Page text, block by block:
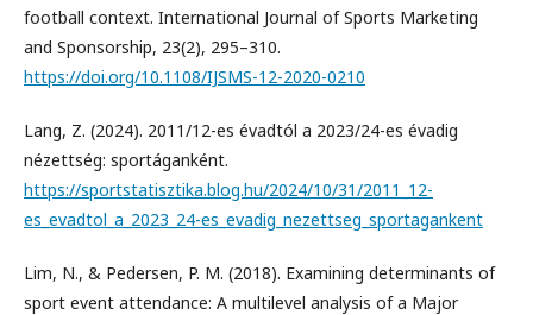
football context. International Journal of Sports Marketing
and Sponsorship, 23(2), 295–310.
https://doi.org/10.1108/IJSMS-12-2020-0210
Lang, Z. (2024). 2011/12-es évadtól a 2023/24-es évadig
nézettség: sportáganként.
https://sportstatisztika.blog.hu/2024/10/31/2011_12-
es_evadtol_a_2023_24-es_evadig_nezettseg_sportagankent
Lim, N., & Pedersen, P. M. (2018). Examining determinants of
sport event attendance: A multilevel analysis of a Major